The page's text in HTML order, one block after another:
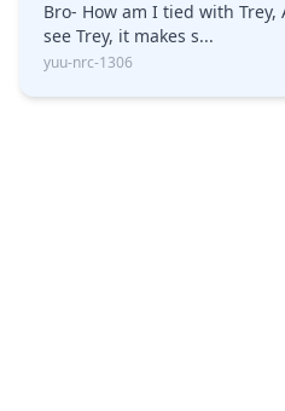
Bro- How am I tied with Trey,
see Trey, it makes s...
yuu-nrc-1306